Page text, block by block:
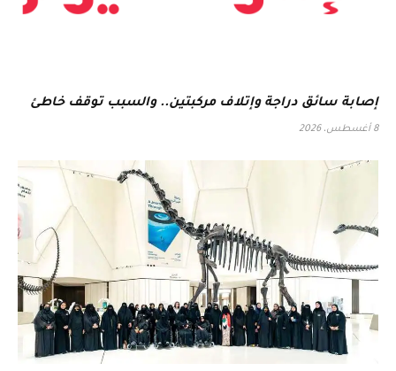
إصابة سائق دراجة وإتلاف مركبتين.. والسبب توقف خاطئ
8 أغسطس، 2026